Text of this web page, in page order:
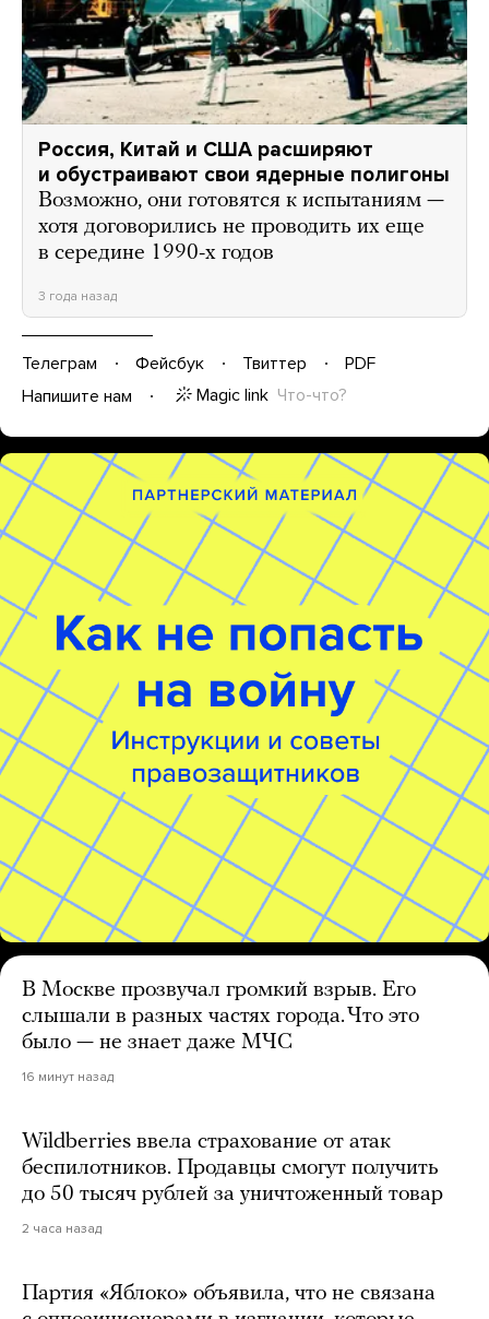
Россия, Китай и США расширяют
и обустраивают свои ядерные полигоны
Возможно, они готовятся к испытаниям —
хотя договорились не проводить их еще
в середине 1990-х годов
3 года назад
Телеграм Фейсбук Твиттер
PDF
Напишите нам
Magic link Что-что?
В Москве прозвучал громкий взрыв. Его
слышали в разных частях города. Что это
было — не знает даже МЧС
16 минут назад
Wildberries ввела страхование от атак
беспилотников. Продавцы смогут получить
до 50 тысяч рублей за уничтоженный товар
2 часа назад
Партия «Яблоко» объявила, что не связана